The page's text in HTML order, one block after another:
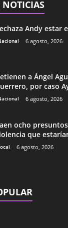
Andy estar
6 agosto, 2026
a Ángel
por caso
6 agosto, 2026
ocho
que
6 agosto, 2026